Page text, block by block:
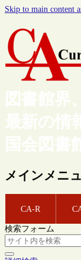
Skip to main content
図書館界
最新の情
国会図書
メインメニ
CA-R
検索フォーム